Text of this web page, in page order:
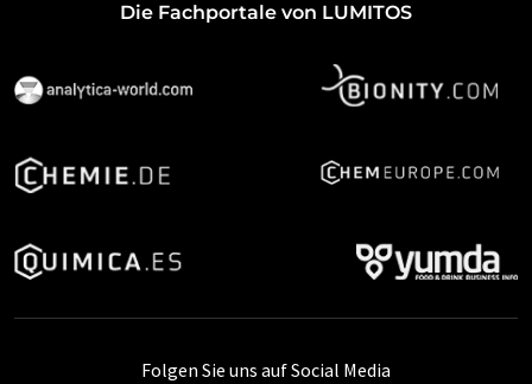
Die Fachportale von LUMITOS
Folgen Sie uns auf Social Media